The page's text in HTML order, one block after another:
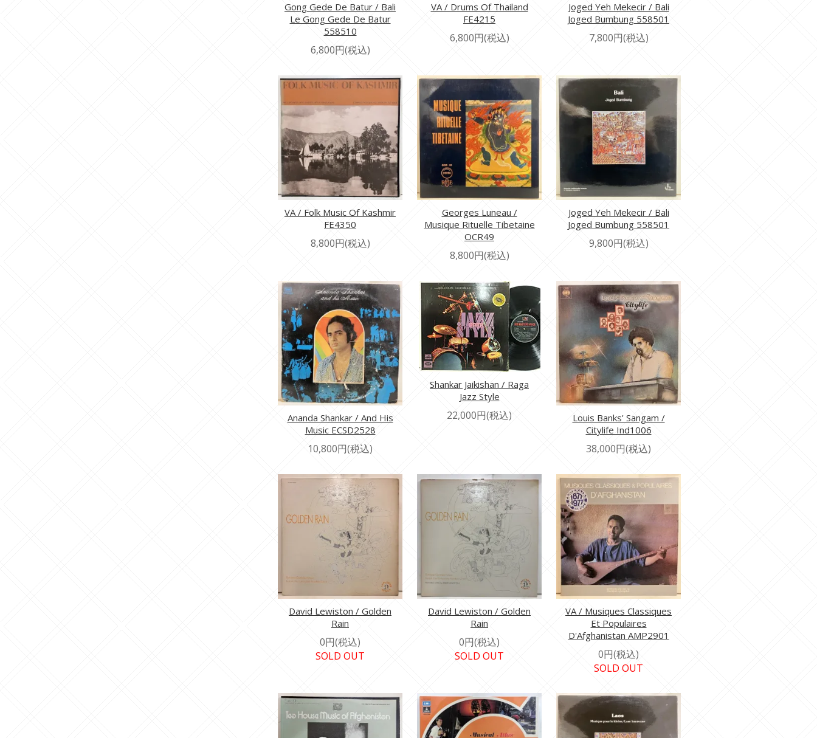
Gong Gede De Batur / Bali
Le Gong Gede De Batur
558510
6,800円(税込)
VA / Drums Of Thailand
FE4215
6,800円(税込)
Joged Yeh Mekecir / Bali
Joged Bumbung 558501
7,800円(税込)
VA / Folk Music Of Kashmir
FE4350
8,800円(税込)
Georges Luneau /
Musique Rituelle Tibetaine
OCR49
8,800円(税込)
Joged Yeh Mekecir / Bali
Joged Bumbung 558501
9,800円(税込)
Ananda Shankar / And His
Music ECSD2528
10,800円(税込)
Shankar Jaikishan / Raga
Jazz Style
22,000円(税込)
Louis Banks' Sangam /
Citylife Ind1006
38,000円(税込)
David Lewiston / Golden
Rain
0円(税込)
SOLD OUT
David Lewiston / Golden
Rain
0円(税込)
SOLD OUT
VA / Musiques Classiques
Et Populaires
D'Afghanistan AMP2901
0円(税込)
SOLD OUT